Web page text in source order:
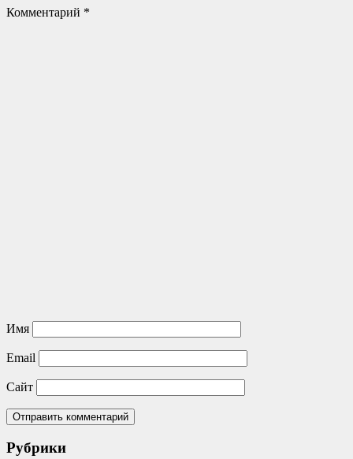
Комментарий *
Имя
Email
Сайт
Рубрики